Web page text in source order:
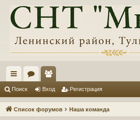
с
ы ум
ол
ьз
Поиск Вход Регистрация
Список форумов Наша команда